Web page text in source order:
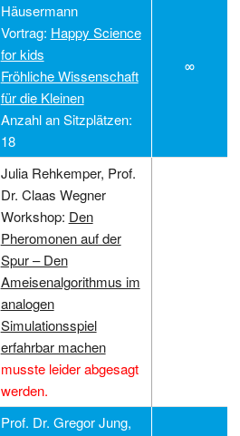
Häusermann
Vortrag: Happy Science
for kids
Fröhliche Wissenschaft
für die Kleinen
Anzahl an Sitzplätzen:
18
∞
Julia Rehkemper, Prof.
Dr. Claas Wegner
Workshop: Den
Pheromonen auf der
Spur – Den
Ameisenalgorithmus im
analogen
Simulationsspiel
erfahrbar machen
musste leider abgesagt
werden.
Prof. Dr. Gregor Jung,